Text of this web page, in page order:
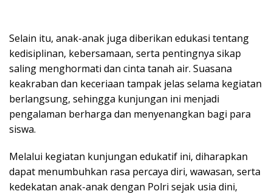
Selain itu, anak-anak juga diberikan edukasi tentang
kedisiplinan, kebersamaan, serta pentingnya sikap
saling menghormati dan cinta tanah air. Suasana
keakraban dan keceriaan tampak jelas selama kegiatan
berlangsung, sehingga kunjungan ini menjadi
pengalaman berharga dan menyenangkan bagi para
siswa.
Melalui kegiatan kunjungan edukatif ini, diharapkan
dapat menumbuhkan rasa percaya diri, wawasan, serta
kedekatan anak-anak dengan Polri sejak usia dini,